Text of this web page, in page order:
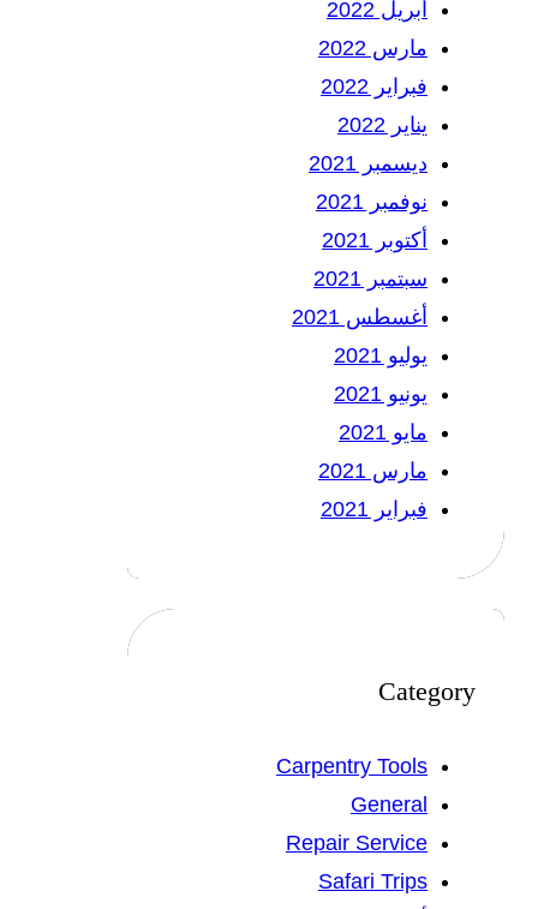
أبريل 2022
مارس 2022
فبراير 2022
يناير 2022
ديسمبر 2021
نوفمبر 2021
أكتوبر 2021
سبتمبر 2021
أغسطس 2021
يوليو 2021
يونيو 2021
مايو 2021
مارس 2021
فبراير 2021
Category
Carpentry Tools
General
Repair Service
Safari Trips